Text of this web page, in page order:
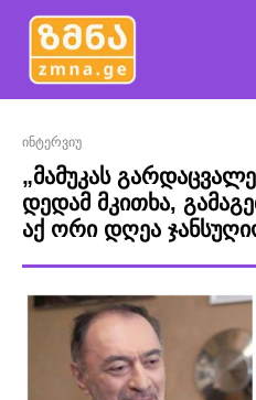
ინტერვიუ
„მამუკას
დედამ მკითხა,
აქ ორი დღეა